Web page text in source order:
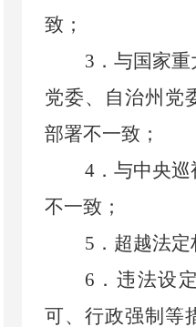
致；
3 ． 与国家重
党委、自治州党
部署不一致；
4． 与中央巡
不一致；
5 ． 超越法定
6 ． 违法设
可、行政强制等